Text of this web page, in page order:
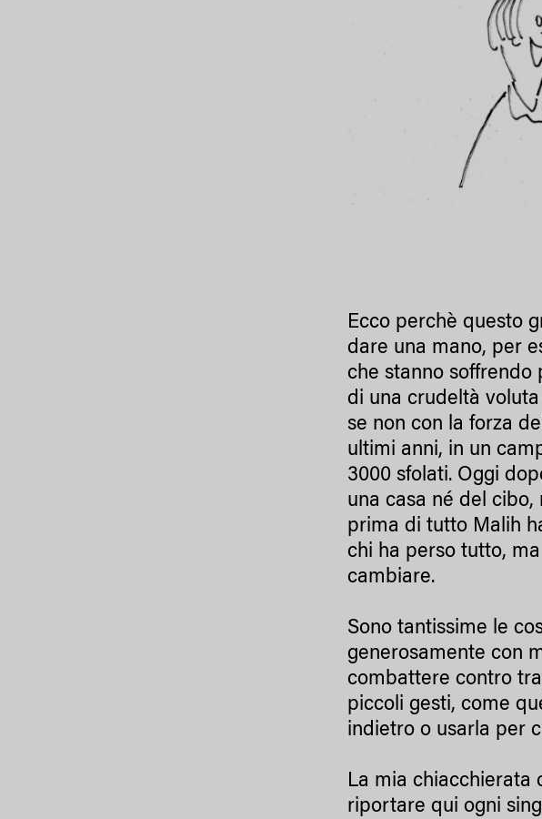
Ecco perchè questo
dare una mano, per
che stanno soffrendo
di una crudeltà
se non con la forza
ultimi anni, in un
3000 sfolati. Oggi
una casa né del
prima di tutto Malih
chi ha perso tutto,
cambiare.
Sono tantissime le
generosamente con
combattere contro
piccoli gesti, come
indietro o usarla per
La mia chiacchierata
riportare qui ogni